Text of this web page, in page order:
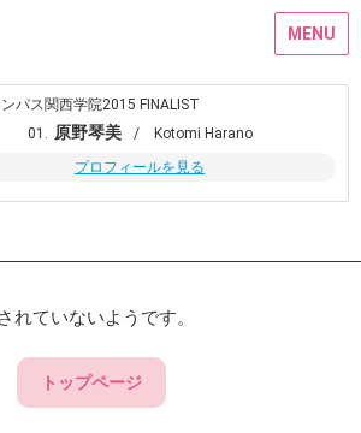
MENU
パス関西学院2015 FINALIST
01. 原野琴美
/ Kotomi Harano
プロフィールを見る
れていないようです。
トップページ